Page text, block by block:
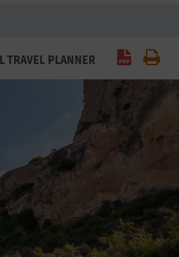
TRAVEL PLANNER Generar